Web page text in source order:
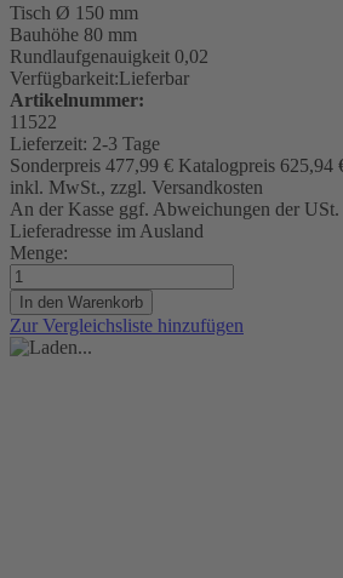
Tisch Ø 150 mm
Bauhöhe 80 mm
Rundlaufgenauigkeit 0,02
Verfügbarkeit:Lieferbar
Artikelnummer:
11522
Lieferzeit: 2-3 Tage
Sonderpreis 477,99 € Katalogpreis 625,94
inkl. MwSt., zzgl. Versandkosten
An der Kasse ggf. Abweichungen der
Lieferadresse im Ausland
Menge:
In den Warenkorb
Zur Vergleichsliste hinzufügen